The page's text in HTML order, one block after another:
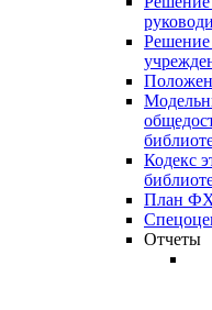
Решение
Кодекс
План
Отчеты